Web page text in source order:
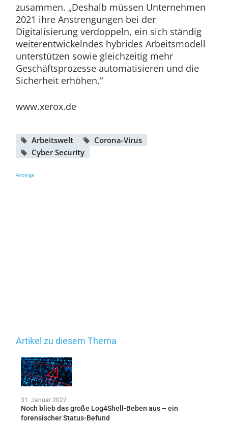
zusammen. „Deshalb müssen Unternehmen
2021 ihre Anstrengungen bei der
Digitalisierung verdoppeln, ein sich ständig
weiterentwickelndes hybrides Arbeitsmodell
unterstützen sowie gleichzeitig mehr
Geschäftsprozesse automatisieren und die
Sicherheit erhöhen.“
www.xerox.de
Arbeitswelt
Corona-Virus
Cyber Security
Anzeige
Artikel zu diesem Thema
31. Januar 2022
Noch blieb das große Log4Shell-Beben aus – ein
forensischer Status-Befund